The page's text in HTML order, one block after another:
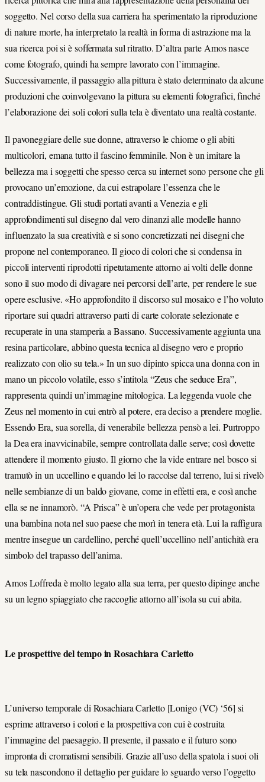
soggetto. Nel corso della sua carriera ha sperimentato la riproduzione
di nature morte, ha interpretato la realtà in forma di astrazione ma la
sua ricerca poi si è soffermata sul ritratto. D’altra parte Amos nasce
come fotografo, quindi ha sempre lavorato con l’immagine.
Successivamente, il passaggio alla pittura è stato determinato da alcune
produzioni che coinvolgevano la pittura su elementi fotografici, finché
l’elaborazione dei soli colori sulla tela è diventato una realtà costante.
Il pavoneggiare delle sue donne, attraverso le chiome o gli abiti
multicolori, emana tutto il fascino femminile. Non è un imitare la
bellezza ma i soggetti che spesso cerca su internet sono persone che gli
provocano un’emozione, da cui estrapolare l’essenza che le
contraddistingue. Gli studi portati avanti a Venezia e gli
approfondimenti sul disegno dal vero dinanzi alle modelle hanno
influenzato la sua creatività e si sono concretizzati nei disegni che
propone nel contemporaneo. Il gioco di colori che si condensa in
piccoli interventi riprodotti ripetutamente attorno ai volti delle donne
sono il suo modo di divagare nei percorsi dell’arte, per rendere le sue
opere esclusive. «Ho approfondito il discorso sul mosaico e l’ho voluto
riportare sui quadri attraverso parti di carte colorate selezionate e
recuperate in una stamperia a Bassano. Successivamente aggiunta una
resina particolare, abbino questa tecnica al disegno vero e proprio
realizzato con olio su tela.» In un suo dipinto spicca una donna con in
mano un piccolo volatile, esso s’intitola “Zeus che seduce Era”,
rappresenta quindi un’immagine mitologica. La leggenda vuole che
Zeus nel momento in cui entrò al potere, era deciso a prendere moglie.
Essendo Era, sua sorella, di venerabile bellezza pensò a lei. Purtroppo
la Dea era inavvicinabile, sempre controllata dalle serve; così dovette
attendere il momento giusto. Il giorno che la vide entrare nel bosco si
tramutò in un uccellino e quando lei lo raccolse dal terreno, lui si rivelò
nelle sembianze di un baldo giovane, come in effetti era, e così anche
ella se ne innamorò. “A Prisca” è un’opera che vede per protagonista
una bambina nota nel suo paese che morì in tenera età. Lui la raffigura
mentre insegue un cardellino, perché quell’uccellino nell’antichità era
simbolo del trapasso dell’anima.
Amos Loffreda è molto legato alla sua terra, per questo dipinge anche
su un legno spiaggiato che raccoglie attorno all’isola su cui abita.
Le prospettive del tempo in Rosachiara Carletto
L’universo temporale di Rosachiara Carletto [Lonigo (VC) ‘56] si
esprime attraverso i colori e la prospettiva con cui è costruita
l’immagine del paesaggio. Il presente, il passato e il futuro sono
impronta di cromatismi sensibili. Grazie all’uso della spatola i suoi oli
su tela nascondono il dettaglio per guidare lo sguardo verso l’oggetto